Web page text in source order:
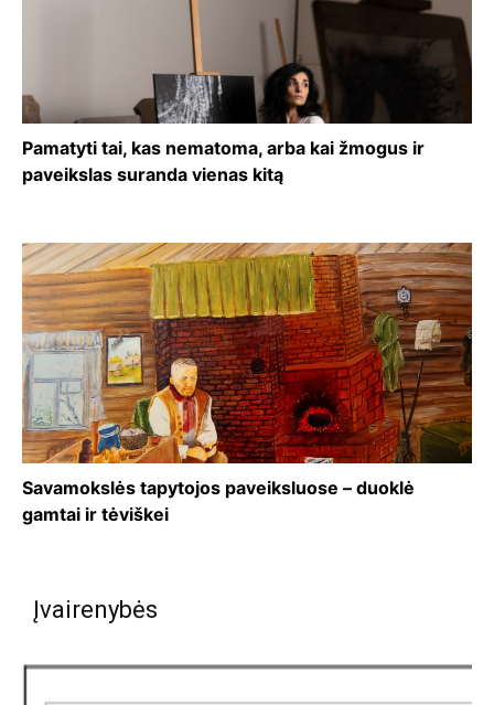
Pamatyti tai, kas nematoma, arba kai žmogus ir
paveikslas suranda vienas kitą
Savamokslės tapytojos paveiksluose – duoklė
gamtai ir tėviškei
Įvairenybės